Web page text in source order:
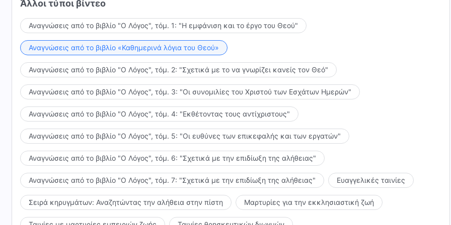
διευθετήσεις Του; Γιατί δεν ενεργείς σύμφωνα με τον λόγο Του; Γιατί Τον εκβιάζεις και κλέβεις τις
προσφορές Του; Γιατί μιλάς εκ μέρους του Χριστού; Γιατί κρίνεις το κατά πόσον το έργο και ο λόγος Του
είναι σωστά; Γιατί τολμάς να Τον βλασφημείς πίσω από την πλάτη Του; Αυτά κι άλλα πολλά στοιχειοθετούν
την πίστη σας;
Ίσως δεν συμφωνείτε, αλλά αν δεν μπορείτε να αναγνωρίσετε τις δικές σας προθέσεις σε αυτό, τότε θα
είστε σίγουρα αυτοί που θα χαθούν. Επειδή ο Θεός οδηγεί στην τελείωση μόνο εκείνους που πραγματικά
πιστεύουν σε Αυτόν, και όχι εκείνους που είναι επιφυλακτικοί απέναντί Του, πόσο μάλλον όσους Τον
ακολουθούν, παρόλο που ποτέ δεν πίστεψαν ότι είναι Θεός.
Άλλοι τύποι βίντεο
Αναγνώσεις από το βιβλίο "Ο Λόγος", τόμ. 1: "Η εμφάνιση και το έργο του Θεού"
Αναγνώσεις από το βιβλίο «Καθημερινά λόγια του Θεού»
Αναγνώσεις από το βιβλίο "Ο Λόγος", τόμ. 2: "Σχετικά με το να γνωρίζει κανείς τον Θεό"
Αναγνώσεις από το βιβλίο "Ο Λόγος", τόμ. 3: "Οι συνομιλίες του Χριστού των Εσχάτων Ημερών"
Αναγνώσεις από το βιβλίο "Ο Λόγος", τόμ. 4: "Εκθέτοντας τους αντίχριστους"
Αναγνώσεις από το βιβλίο "Ο Λόγος", τόμ. 5: "Οι ευθύνες των επικεφαλής και των εργατών"
Αναγνώσεις από το βιβλίο "Ο Λόγος", τόμ. 6: "Σχετικά με την επιδίωξη της αλήθειας"
Αναγνώσεις από το βιβλίο "Ο Λόγος", τόμ. 7: "Σχετικά με την επιδίωξη της αλήθειας" Ευαγγελικές ταινίες
Σειρά κηρυγμάτων: Αναζητώντας την αλήθεια στην πίστη Μαρτυρίες για την εκκλησιαστική ζωή